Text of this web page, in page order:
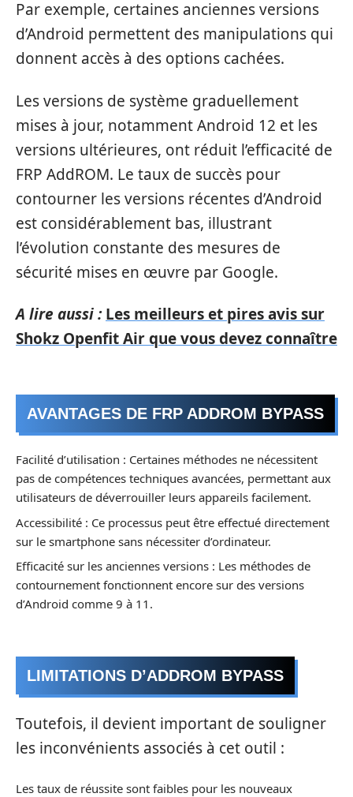
Par exemple, certaines anciennes versions
d’Android permettent des manipulations qui
donnent accès à des options cachées.
Les versions de système graduellement
mises à jour, notamment Android 12 et les
versions ultérieures, ont réduit l’efficacité de
FRP AddROM. Le taux de succès pour
contourner les versions récentes d’Android
est considérablement bas, illustrant
l’évolution constante des mesures de
sécurité mises en œuvre par Google.
A lire aussi : Les meilleurs et pires avis sur
Shokz Openfit Air que vous devez connaître
AVANTAGES DE FRP ADDROM BYPASS
Facilité d’utilisation : Certaines méthodes ne nécessitent
pas de compétences techniques avancées, permettant aux
utilisateurs de déverrouiller leurs appareils facilement.
Accessibilité : Ce processus peut être effectué directement
sur le smartphone sans nécessiter d’ordinateur.
Efficacité sur les anciennes versions : Les méthodes de
contournement fonctionnent encore sur des versions
d’Android comme 9 à 11.
LIMITATIONS D’ADDROM BYPASS
Toutefois, il devient important de souligner
les inconvénients associés à cet outil :
Les taux de réussite sont faibles pour les nouveaux